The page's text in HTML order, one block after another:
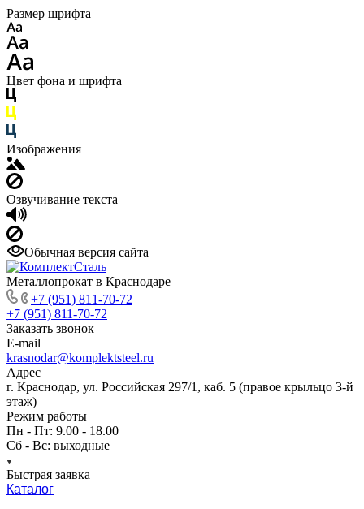
Размер шрифта
Цвет фона и шрифта
Изображения
Озвучивание текста
Обычная версия сайта
Металлопрокат в Краснодаре
+7 (951) 811-70-72
+7 (951) 811-70-72
Заказать звонок
E-mail
krasnodar@komplektsteel.ru
Адрес
г. Краснодар, ул. Российская 297/1, каб. 5 (правое крыльцо 3-й
этаж)
Режим работы
Пн - Пт: 9.00 - 18.00
Сб - Вс: выходные
Быстрая заявка
Каталог